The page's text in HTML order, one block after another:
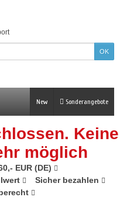
Sonderangebote
New
Keine
möglich
EUR (DE)
Sicher bezahlen